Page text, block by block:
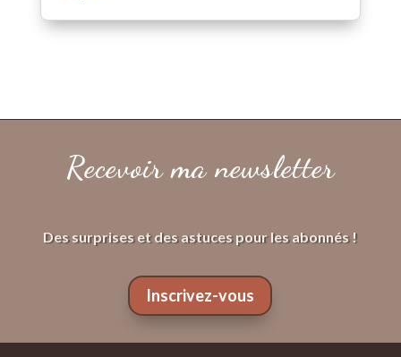
Recevoir ma newsletter
Des surprises et des astuces pour les abonnés !
Inscrivez-vous